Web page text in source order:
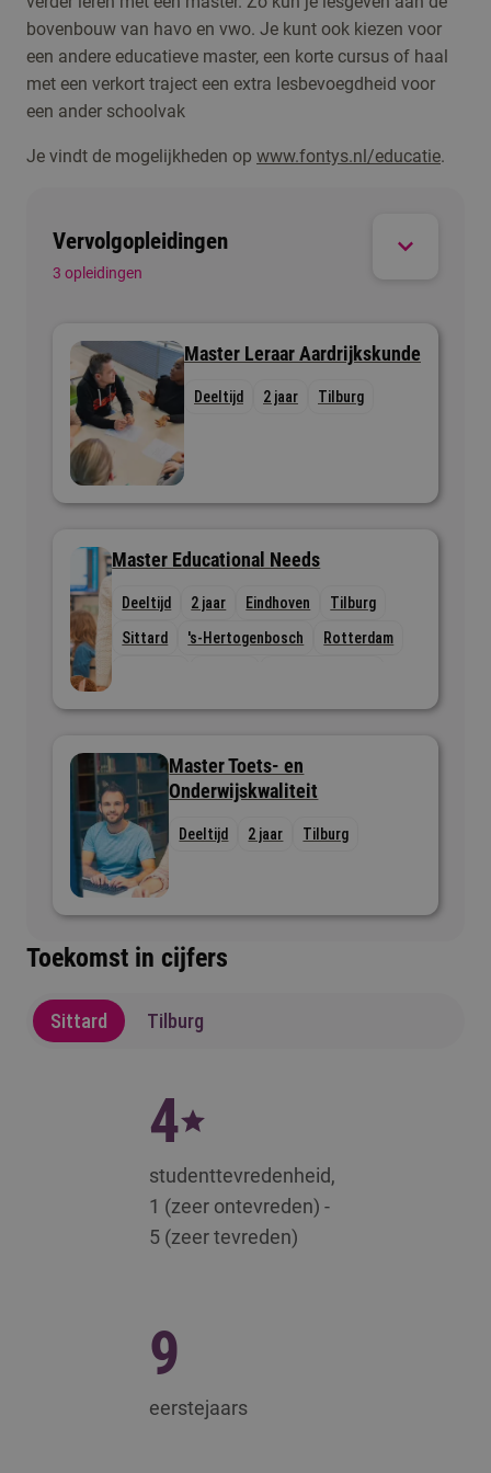
mensen mee op pad en vertelt over landen,
cultuur, geschiedenis en natuur. Daarbij helpt het
dat je als docent goed kunt uitleggen en verhalen
kunt vertellen.
bovenbouw van havo en vwo. Je kunt ook kiezen voor
een andere educatieve master, een korte cursus of haal
met een verkort traject een extra lesbevoegdheid voor
een ander schoolvak
Je vindt de mogelijkheden op www.fontys.nl/educatie.
Vervolgopleidingen
3 opleidingen
Master Leraar Aardrijkskunde
Deeltijd 2 jaar Tilburg
Master Educational Needs
Deeltijd 2 jaar Eindhoven
Tilburg
Sittard
's-Hertogenbosch
Rotterdam
Master Toets- en
Onderwijskwaliteit
Deeltijd 2 jaar Tilburg
Toekomst in cijfers
Sittard Tilburg
4
studenttevredenheid,
1 (zeer ontevreden) -
5 (zeer tevreden)
9
eerstejaars